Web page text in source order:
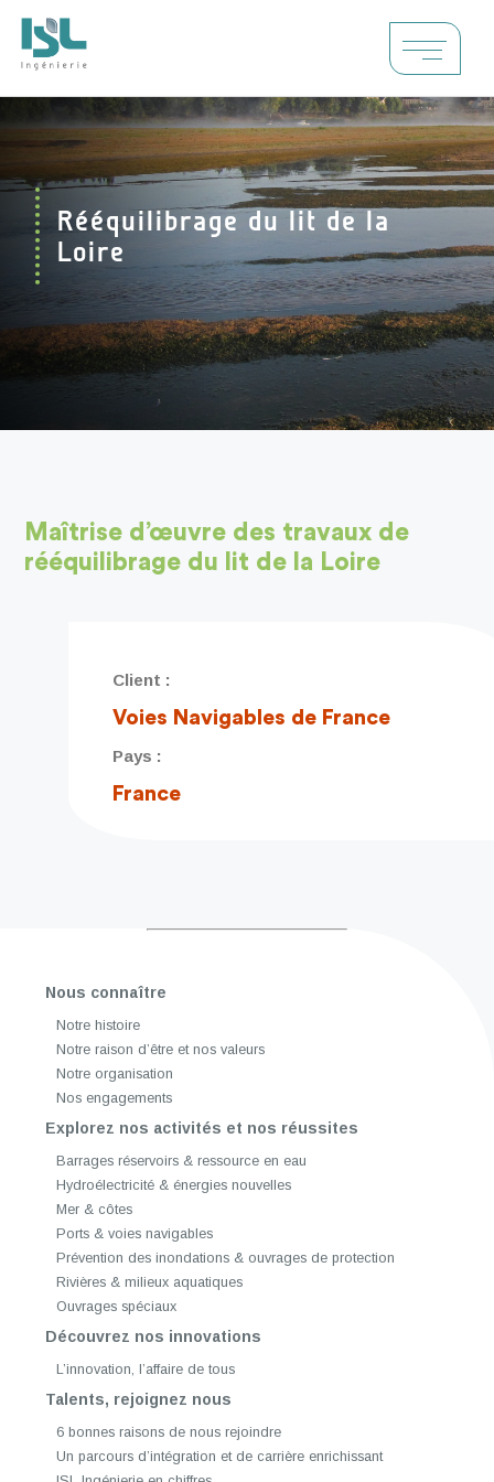
Rééquilibrage du lit de la
Loire
Maîtrise d’œuvre des travaux de
rééquilibrage du lit de la Loire
Client :
Voies Navigables de France
Pays :
France
Nous connaître
Notre histoire
Notre raison d’être et nos valeurs
Notre organisation
Nos engagements
Explorez nos activités et nos réussites
Barrages réservoirs & ressource en eau
Hydroélectricité & énergies nouvelles
Mer & côtes
Ports & voies navigables
Prévention des inondations & ouvrages de protection
Rivières & milieux aquatiques
Ouvrages spéciaux
Découvrez nos innovations
L’innovation, l’affaire de tous
Talents, rejoignez nous
6 bonnes raisons de nous rejoindre
Un parcours d’intégration et de carrière enrichissant